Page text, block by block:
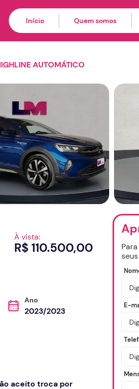
Início Quem somos
AUTOMÁTICO
À vista:
R$ 110.500,00
Ano
2023/2023
aceito troca por
E-